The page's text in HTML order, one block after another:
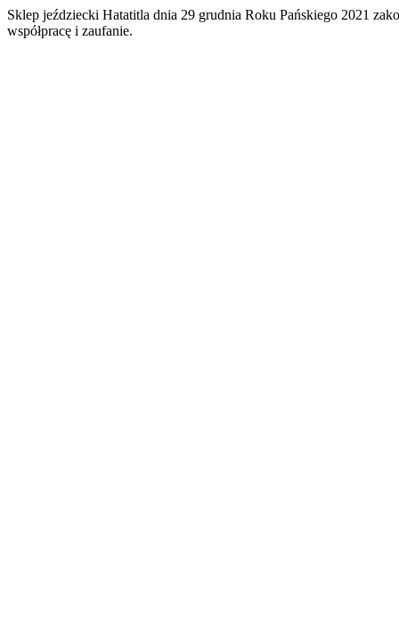
Sklep jeździecki Hatatitla dnia 29 grudnia Roku Pańskiego 2021
współpracę i zaufanie.